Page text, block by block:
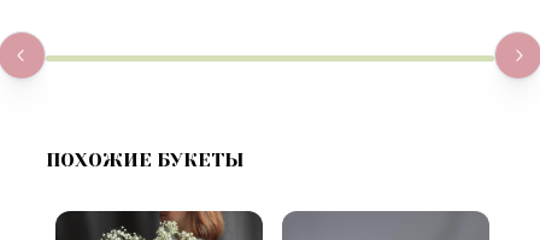
ПОХОЖИЕ БУКЕТЫ